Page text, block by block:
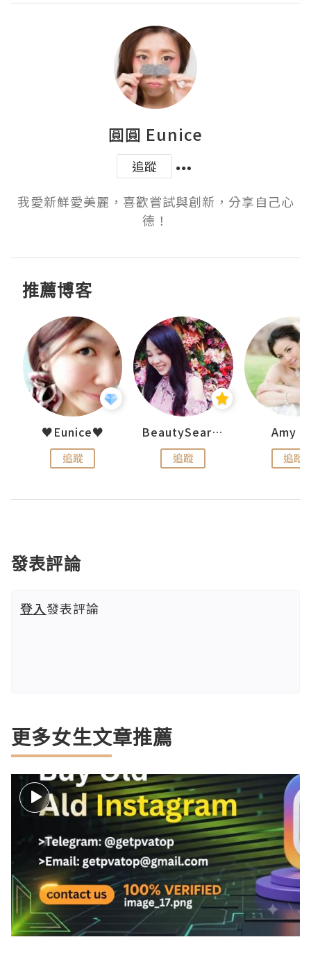
圓圓 Eunice
追蹤
我愛新鮮愛美麗，喜歡嘗試與創新，分享自己心
德！
推薦博客
♥Eunice♥
追蹤
BeautySearch
追蹤
Amy
追蹤
發表評論
登入發表評論
更多女生文章推薦